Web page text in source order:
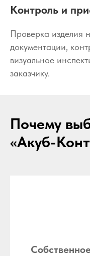
Контроль и
Проверка изделия
документации,
визуальное
заказчику.
Почему
«Акуб-